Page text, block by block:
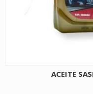
ACEITE